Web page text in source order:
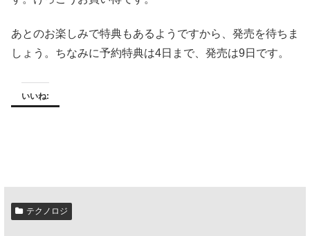
あとのお楽しみで特典もあるようですから、発売を待ちま
しょう。ちなみに予約特典は4日まで、発売は9日です。
いいね:
テクノロジ